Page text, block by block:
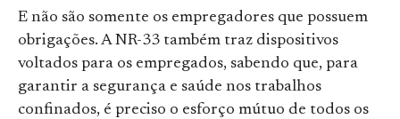
E não são somente os empregadores que possuem
obrigações. A NR-33 também traz dispositivos
voltados para os empregados, sabendo que, para
garantir a segurança e saúde nos trabalhos
confinados, é preciso o esforço mútuo de todos os